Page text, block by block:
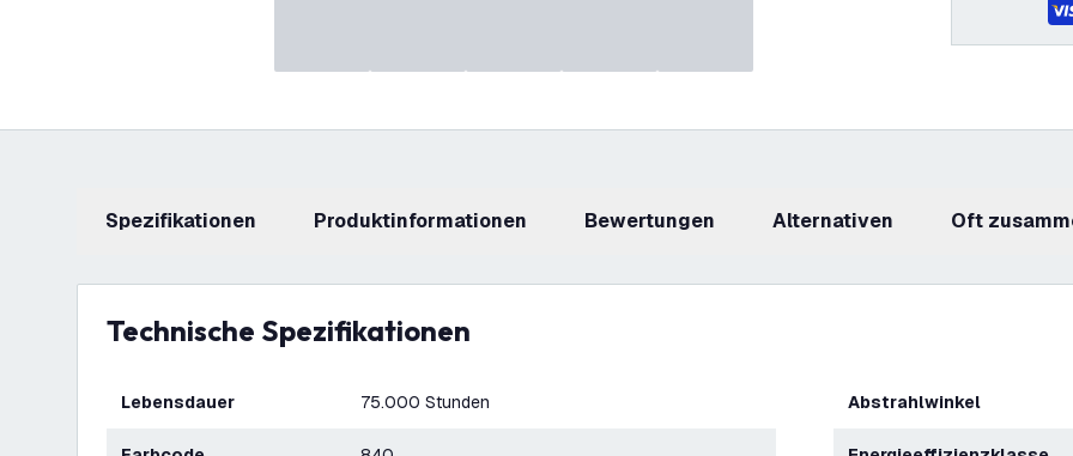
Spezifikationen Produktinformationen Bewertungen Alternativen Oft
Technische Spezifikationen
Lebensdauer 75.000 Stunden Abstrahlwinkel